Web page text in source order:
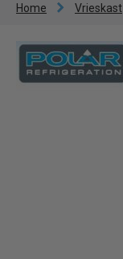
Home Vrieskast